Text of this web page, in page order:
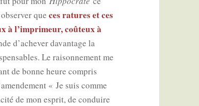
que ces ratures et ces
à l’imprimeur, coû­teux à
d’achever davan­tage la
Le rai­son­ne­ment me
de bonne heure com­pris
« Je suis comme
de mon esprit, de conduire